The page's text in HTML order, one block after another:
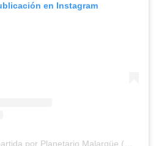
en Instagram